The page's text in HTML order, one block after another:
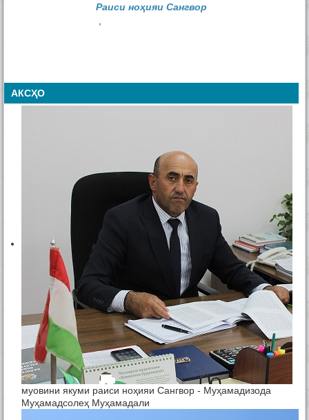
Раиси ноҳияи Сангвор
АКСҲО
муовини якуми раиси ноҳияи Сангвор - Муҳамадизода
Муҳамадсолеҳ Муҳамадали